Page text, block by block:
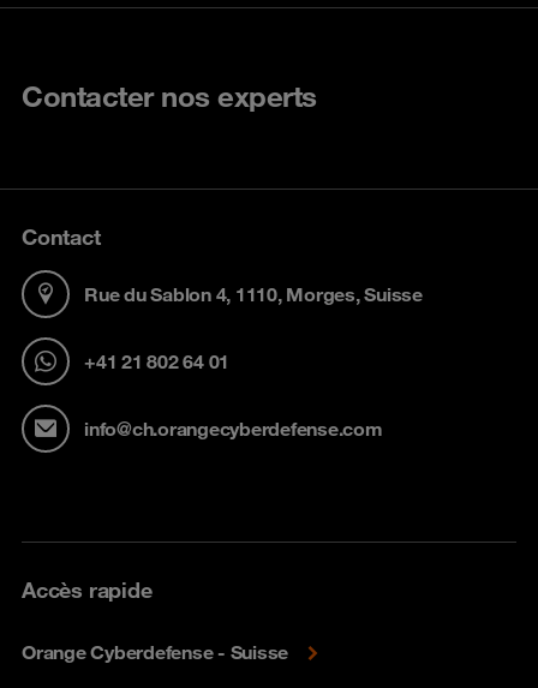
Contacter nos experts
Contact
Rue du Sablon 4, 1110, Morges, Suisse
+41 21 802 64 01
info@ch.orangecyberdefense.com
Accès rapide
Orange Cyberdefense - Suisse